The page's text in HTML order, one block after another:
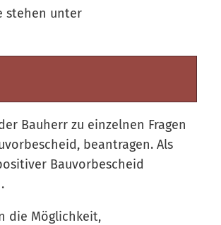
stehen unter
Bauherr zu einzelnen Fragen
beantragen. Als
Bauvorbescheid
die Möglichkeit,